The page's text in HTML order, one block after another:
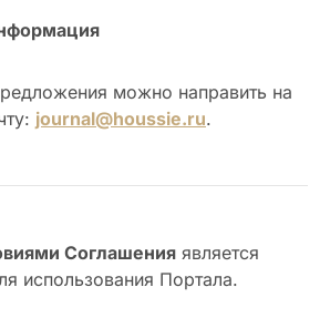
можно направить на
journal@houssie.ru.
Соглашения является
использования Портала.